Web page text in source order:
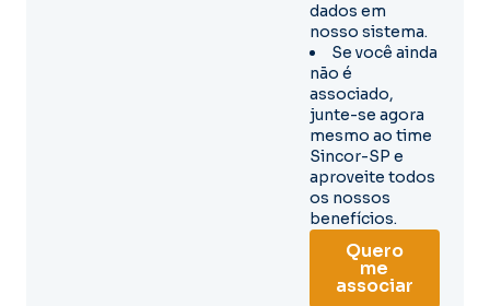
dados em
nosso sistema.
Se você ainda
não é
associado,
junte-se agora
mesmo ao time
Sincor-SP e
aproveite todos
os nossos
benefícios.
Quero
me
associar